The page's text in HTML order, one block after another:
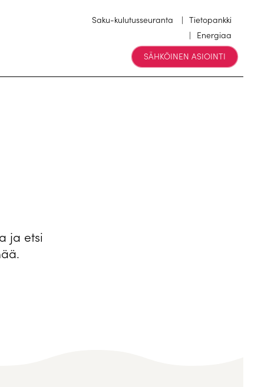
Saku-kulutusseuranta
Tietopankki
Energiaa
SÄHKÖINEN ASIOINTI
ja etsi